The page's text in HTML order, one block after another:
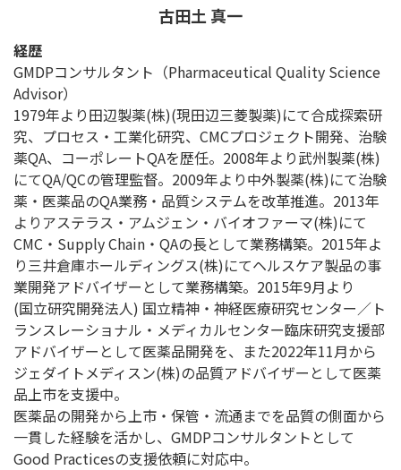
古田土 真一
経歴
GMDPコンサルタント（Pharmaceutical Quality Science
Advisor）
1979年より田辺製薬(株)(現田辺三菱製薬)にて合成探索研
究、プロセス・工業化研究、CMCプロジェクト開発、治験
薬QA、コーポレートQAを歴任。2008年より武州製薬(株)
にてQA/QCの管理監督。2009年より中外製薬(株)にて治験
薬・医薬品のQA業務・品質システムを改革推進。2013年
よりアステラス・アムジェン・バイオファーマ(株)にて
CMC・Supply Chain・QAの長として業務構築。2015年よ
り三井倉庫ホールディングス(株)にてヘルスケア製品の事
業開発アドバイザーとして業務構築。2015年9月より
(国立研究開発法人) 国立精神・神経医療研究センター／ト
ランスレーショナル・メディカルセンター臨床研究支援部
アドバイザーとして医薬品開発を、また2022年11月から
ジェダイトメディスン(株)の品質アドバイザーとして医薬
品上市を支援中。
医薬品の開発から上市・保管・流通までを品質の側面から
一貫した経験を活かし、GMDPコンサルタントとして
Good Practicesの支援依頼に対応中。